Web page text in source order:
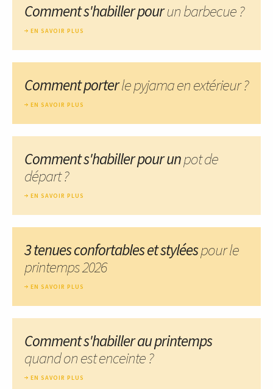
Comment s'habiller pourun barbecue ?
EN SAVOIR PLUS
Comment porterle pyjama en extérieur ?
EN SAVOIR PLUS
Comment s'habiller pour unpot de
départ ?
EN SAVOIR PLUS
3 tenues confortables et styléespour le
printemps 2026
EN SAVOIR PLUS
Comment s'habiller au printemps
quand on est enceinte ?
EN SAVOIR PLUS